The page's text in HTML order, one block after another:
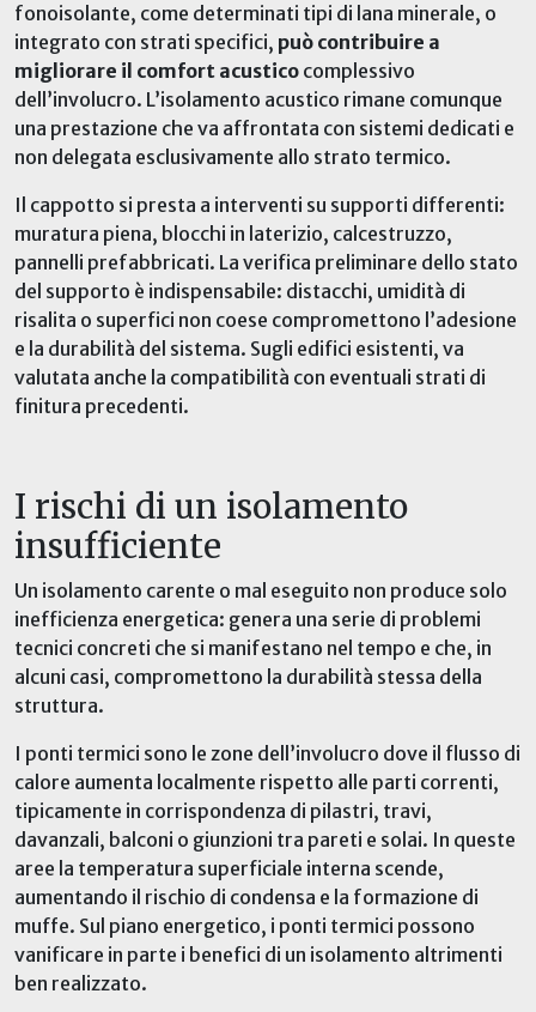
fonoisolante, come determinati tipi di lana minerale, o
integrato con strati specifici, può contribuire a
migliorare il comfort acustico complessivo
dell’involucro. L’isolamento acustico rimane comunque
una prestazione che va affrontata con sistemi dedicati e
non delegata esclusivamente allo strato termico.
Il cappotto si presta a interventi su supporti differenti:
muratura piena, blocchi in laterizio, calcestruzzo,
pannelli prefabbricati. La verifica preliminare dello stato
del supporto è indispensabile: distacchi, umidità di
risalita o superfici non coese compromettono l’adesione
e la durabilità del sistema. Sugli edifici esistenti, va
valutata anche la compatibilità con eventuali strati di
finitura precedenti.
I rischi di un isolamento
insufficiente
Un isolamento carente o mal eseguito non produce solo
inefficienza energetica: genera una serie di problemi
tecnici concreti che si manifestano nel tempo e che, in
alcuni casi, compromettono la durabilità stessa della
struttura.
I ponti termici sono le zone dell’involucro dove il flusso di
calore aumenta localmente rispetto alle parti correnti,
tipicamente in corrispondenza di pilastri, travi,
davanzali, balconi o giunzioni tra pareti e solai. In queste
aree la temperatura superficiale interna scende,
aumentando il rischio di condensa e la formazione di
muffe. Sul piano energetico, i ponti termici possono
vanificare in parte i benefici di un isolamento altrimenti
ben realizzato.